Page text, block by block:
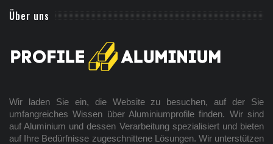
Über uns
Wir laden Sie ein, die Website zu besuchen, auf der Sie
umfangreiches Wissen über Aluminiumprofile finden. Wir sind
auf Aluminium und dessen Verarbeitung spezialisiert und bieten
auf Ihre Bedürfnisse zugeschnittene Lösungen. Wir unterstützen